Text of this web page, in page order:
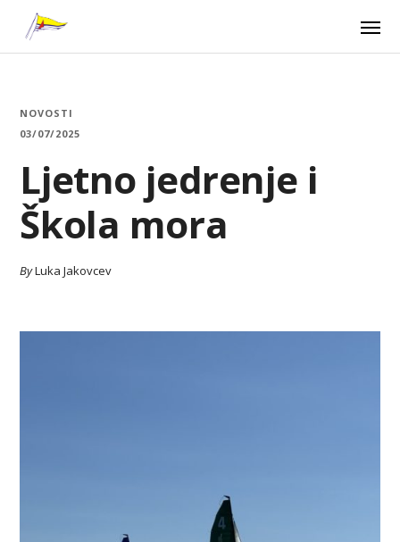
NOVOSTI
03/07/2025
Ljetno jedrenje i
Škola mora
ByLuka Jakovcev